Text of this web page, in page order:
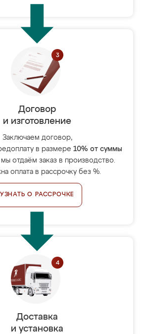
Договор
и изготовление
Заключаем договор,
в размере 10% от суммы
мы отдаём заказ в производство.
оплата в рассрочку без %.
УЗНАТЬ О РАССРОЧКЕ
Доставка
и установка